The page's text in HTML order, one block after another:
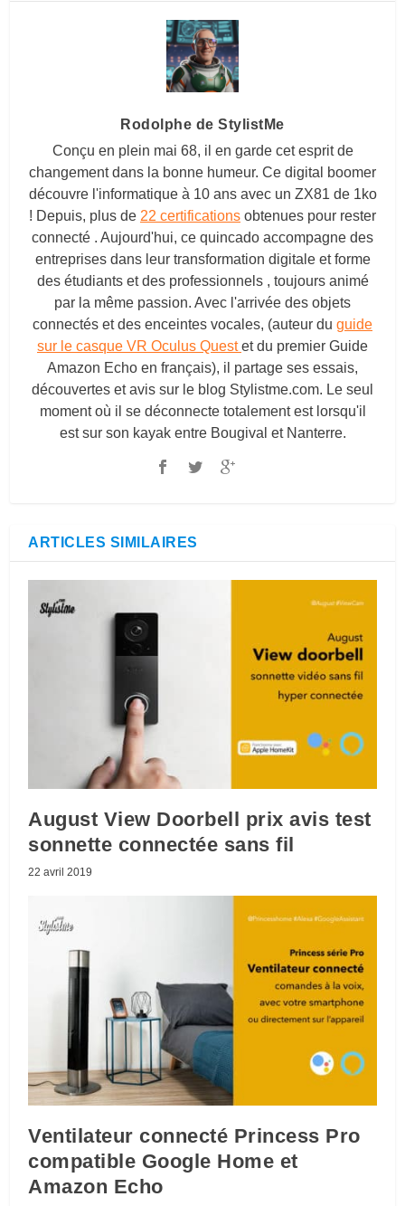
Rodolphe de StylistMe
Conçu en plein mai 68, il en garde cet esprit de
changement dans la bonne humeur. Ce digital boomer
découvre l'informatique à 10 ans avec un ZX81 de 1ko
! Depuis, plus de 22 certifications obtenues pour rester
connecté . Aujourd'hui, ce quincado accompagne des
entreprises dans leur transformation digitale et forme
des étudiants et des professionnels , toujours animé
par la même passion. Avec l'arrivée des objets
connectés et des enceintes vocales, (auteur du guide
sur le casque VR Oculus Questet du premier Guide
Amazon Echo en français), il partage ses essais,
découvertes et avis sur le blog Stylistme.com. Le seul
moment où il se déconnecte totalement est lorsqu'il
est sur son kayak entre Bougival et Nanterre.
ARTICLES SIMILAIRES
August View Doorbell prix avis test
sonnette connectée sans fil
22 avril 2019
Ventilateur connecté Princess Pro
compatible Google Home et
Amazon Echo